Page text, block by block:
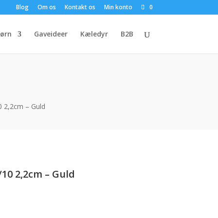
Blog Om os Kontakt os Min konto 0
Gaveideer Kæledyr B2B
– Guld
2,2cm – Guld